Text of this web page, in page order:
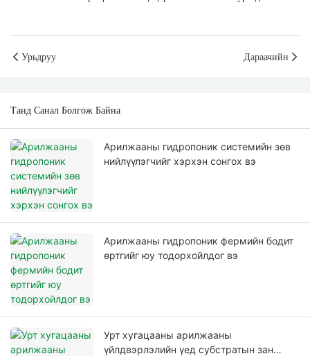
Урьдруу Дараачийн
Танд Санал Болгож Байна
Арилжааны гидропоник системийн зөв
нийлүүлэгчийг хэрхэн сонгох вэ
Арилжааны гидропоник фермийн бодит
өртгийг юу тодорхойлдог вэ
Урт хугацааны арилжааны
үйлдвэрлэлийн үед субстратын зан